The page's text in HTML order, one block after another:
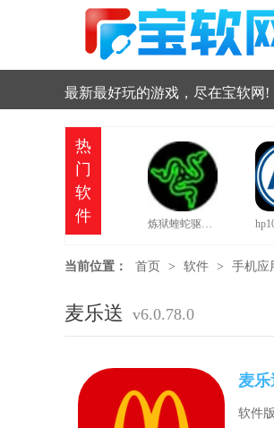
最新最好玩的游戏，尽在宝软网!
热
门
软
件
炼狱蝰蛇驱动中文版
当前位置： 首页 > 软件 > 手机应
麦乐送 v6.0.78.0
麦乐
软件